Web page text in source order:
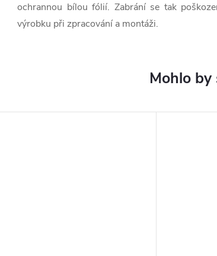
ochrannou bílou fólií. Zabrání se tak
výrobku při zpracování a montáži.